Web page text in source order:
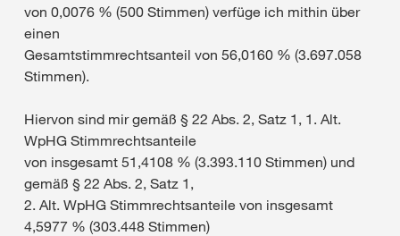
von 0,0076 % (500 Stimmen) verfüge ich mithin über
einen
Gesamtstimmrechtsanteil von 56,0160 % (3.697.058
Stimmen).
Hiervon sind mir gemäß § 22 Abs. 2, Satz 1, 1. Alt.
WpHG Stimmrechtsanteile
von insgesamt 51,4108 % (3.393.110 Stimmen) und
gemäß § 22 Abs. 2, Satz 1,
2. Alt. WpHG Stimmrechtsanteile von insgesamt
4,5977 % (303.448 Stimmen)